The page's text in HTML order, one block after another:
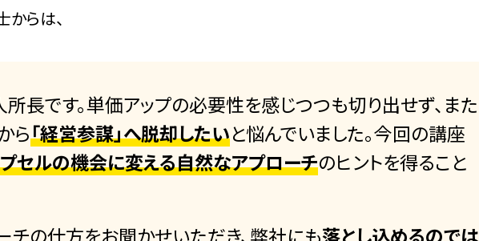
らは、
長です。単価アップの必要性を感じつつも切り出せず、また
ら「経営参謀」へ脱却したいと悩んでいました。今回の講座
セルの機会に変える自然なアプローチのヒントを得ること
チの仕方をお聞かせいただき、弊社にも落とし込めるのでは